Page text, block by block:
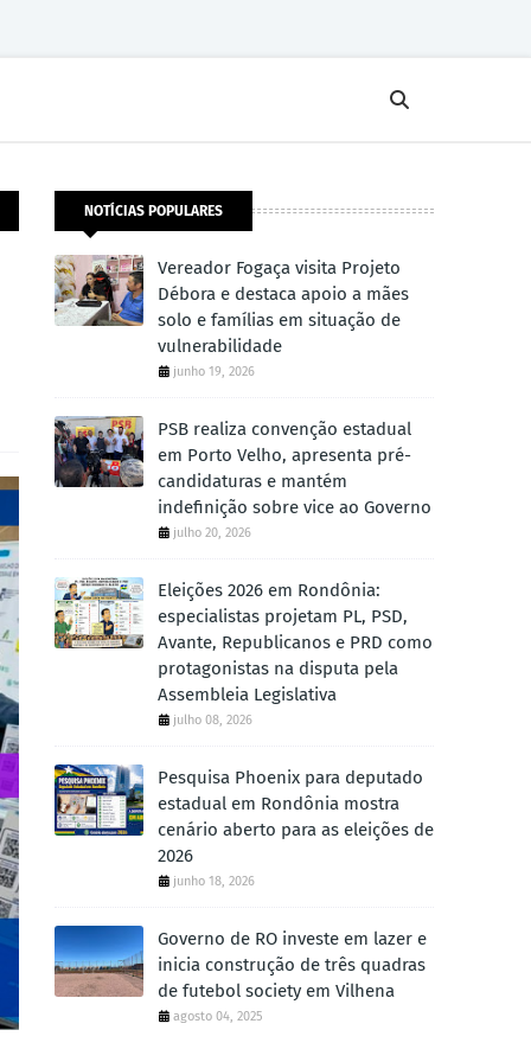
NOTÍCIAS POPULARES
Vereador Fogaça visita Projeto
Débora e destaca apoio a mães
solo e famílias em situação de
vulnerabilidade
junho 19, 2026
PSB realiza convenção estadual
em Porto Velho, apresenta pré-
candidaturas e mantém
indefinição sobre vice ao Governo
julho 20, 2026
Eleições 2026 em Rondônia:
especialistas projetam PL, PSD,
Avante, Republicanos e PRD como
protagonistas na disputa pela
Assembleia Legislativa
julho 08, 2026
Pesquisa Phoenix para deputado
estadual em Rondônia mostra
cenário aberto para as eleições de
2026
junho 18, 2026
Governo de RO investe em lazer e
inicia construção de três quadras
de futebol society em Vilhena
agosto 04, 2025